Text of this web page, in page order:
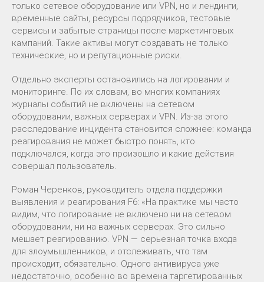
только сетевое оборудование или VPN, но и лендинги,
временные сайты, ресурсы подрядчиков, тестовые
сервисы и забытые страницы после маркетинговых
кампаний. Такие активы могут создавать не только
технические, но и репутационные риски.
Отдельно эксперты остановились на логировании и
мониторинге. По их словам, во многих компаниях
журналы событий не включены на сетевом
оборудовании, важных серверах и VPN. Из-за этого
расследование инцидента становится сложнее: команда
реагирования не может быстро понять, кто
подключался, когда это произошло и какие действия
совершал пользователь.
Роман Черенков, руководитель отдела поддержки
выявления и реагирования F6: «На практике мы часто
видим, что логирование не включено ни на сетевом
оборудовании, ни на важных серверах. Это сильно
мешает реагированию. VPN — серьезная точка входа
для злоумышленников, и отслеживать, что там
происходит, обязательно. Одного антивируса уже
недостаточно, особенно во времена таргетированных